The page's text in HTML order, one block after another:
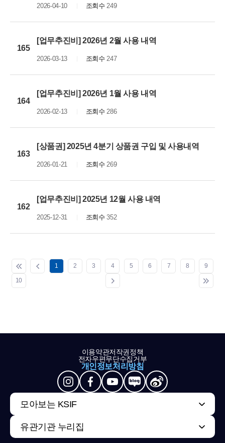
2026-04-10 조회수249
165
[업무추진비] 2026년 2월 사용 내역
2026-03-13 조회수247
164
[업무추진비] 2026년 1월 사용 내역
2026-02-13 조회수286
163
[상품권] 2025년 4분기 상품권 구입 및 사용내역
2026-01-21 조회수269
162
[업무추진비] 2025년 12월 사용 내역
2025-12-31 조회수352
1 2 3 4 5 6 7 8 9
10
이용약관저작권정책
전자우편무단수집거부
개인정보처리방침
모아보는 KSIF
유관기관 누리집